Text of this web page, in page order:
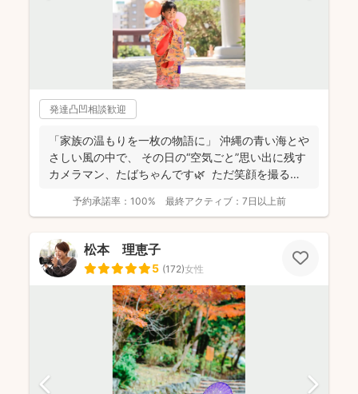
発達凸凹相談歓迎
「家族の温もりを一枚の物語に」 沖縄の青い海とや
さしい風の中で、 その日の“空気ごと”思い出に残す
カメラマン、たばちゃんです🌿 ただ笑顔を撮る
予約承諾率： 100% 最終アクティブ： 7日以上前
松本 理恵子
5 (172)女性